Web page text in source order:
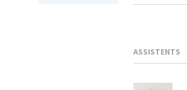
ASSISTENTS